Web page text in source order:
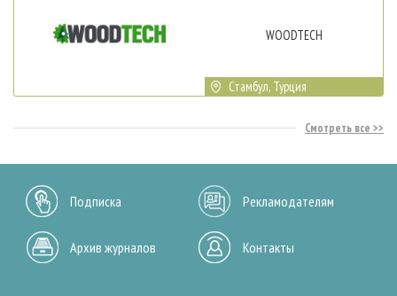
WOODTECH
Стамбул, Турция
Смотреть все
Подписка Рекламодателям
Архив журналов Контакты